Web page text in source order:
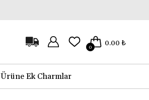
0 0.00 ₺
Ürüne Ek Charmlar